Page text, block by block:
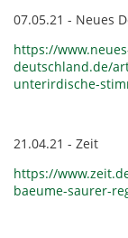
07.05.21 - Neues
https://
deutschland.de/
unterirdische-
21.04.21 - Zeit
https://
baeume-saurer-